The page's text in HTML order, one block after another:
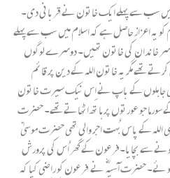
سب سے پہلے ایک خاتون نے قربانی دی۔
یہ اعزاز حاصل ہے کہ اسلام میں سب سے پہلے
خاندان کی خاتون تھیں۔ دوسرے لوگوں
تھے مگر یہ خاتون اللہ کے دین پر قائم
جاہلوں کے باپ نے اِس نیک سیرت خاتون
سورما جو عورتوں پر ہا تھ اٹھاتے تھے۔ حضرت
اللہ کے پاس بُہت اجر والی تھی حضرت موسیٰ
سے بچایا۔فرعون کے گھر اُس کی پرورش
ئے۔ حضرت آسیہ ؓ نے فرعون کو راضی کیا کہ